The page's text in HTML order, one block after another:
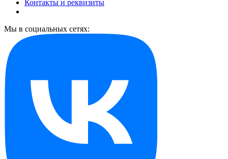
Контакты и реквизиты
Мы в социальных сетях: